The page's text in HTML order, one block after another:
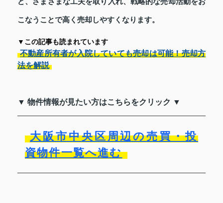
こなうことで高く売却しやすくなります。
▼この記事も読まれています
不動産所有者が入院していても売却は可能！売却方
法を解説
▼ 物件情報が見たい方はこちらをクリック ▼
大阪市中央区周辺の売買・投
資物件一覧へ進む